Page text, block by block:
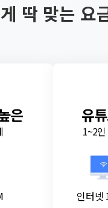
딱 맞는 요
은 유
1~2
인터넷